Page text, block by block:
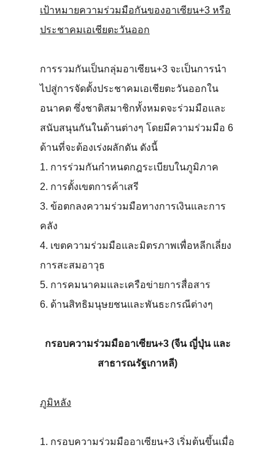
เป้าหมายความร่วมมือกันของอาเซียน+3 หรือ
ประชาคมเอเชียตะวันออก
การรวมกันเป็นกลุ่มอาเซียน+3 จะเป็นการนำ
ไปสู่การจัดตั้งประชาคมเอเชียตะวันออกใน
อนาคต ซึ่งชาติสมาชิกทั้งหมดจะร่วมมือและ
สนับสนุนกันในด้านต่างๆ โดยมีความร่วมมือ 6
ด้านที่จะต้องเร่งผลักดัน ดังนี้
1. การร่วมกันกำหนดกฎระเบียบในภูมิภาค
2. การตั้งเขตการค้าเสรี
3. ข้อตกลงความร่วมมือทางการเงินและการ
คลัง
4. เขตความร่วมมือและมิตรภาพเพื่อหลีกเลี่ยง
การสะสมอาวุธ
5. การคมนาคมและเครือข่ายการสื่อสาร
6. ด้านสิทธิมนุษยชนและพันธะกรณีต่างๆ
กรอบความร่วมมืออาเซียน+3 (จีน ญี่ปุ่น และ
สาธารณรัฐเกาหลี)
ภูมิหลัง
1. กรอบความร่วมมืออาเซียน+3 เริ่มต้นขึ้นเมื่อ